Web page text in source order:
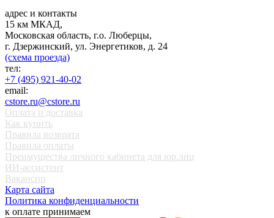
адрес и контакты
15 км МКАД,
Московская область, г.о. Люберцы,
г. Дзержинский, ул. Энергетиков, д. 24
(схема проезда)
тел:
+7 (495) 921-40-02
email:
cstore.ru@cstore.ru
Оплата и доставка
Как купить
Правила возврата
Правила оплаты
Преимущества личного кабинета для юр.лиц
ИИ-ассистент
Вакансии
Карта сайта
Политика конфиденциальности
к оплате принимаем